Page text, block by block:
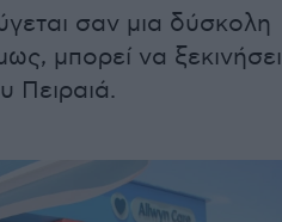
σαν μια δύσκολη
μπορεί να ξεκινήσει
Πειραιά.